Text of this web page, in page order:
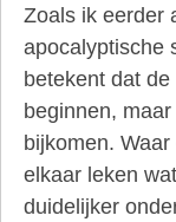
Zoals ik eerder
apocalyptische
betekent dat
beginnen,
bijkomen.
elkaar leken
duidelijker